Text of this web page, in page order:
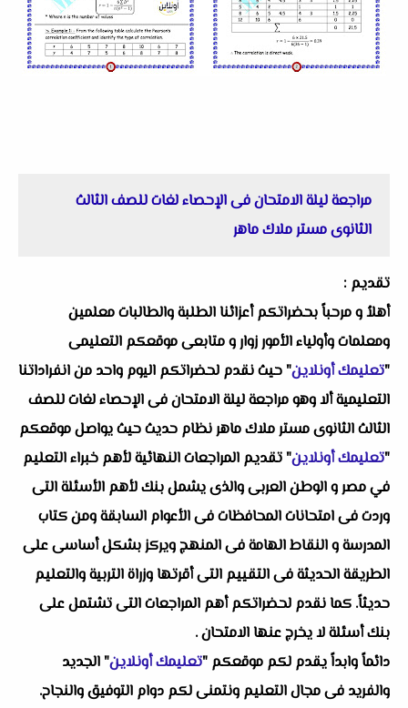
مراجعة ليلة الامتحان فى الإحصاء لغات للصف الثالث
الثانوى مستر ملاك ماهر
تقديم :
أهلاُ و مرحباً بحضراتكم أعزائنا الطلبة والطالبات معلمين
ومعلمات وأولياء الأمور زوار و متابعى موقعكم التعليمى
"تعليمك أونلاين" حيث نقدم لحضراتكم اليوم واحد من انفراداتنا
التعليمية ألا وهومراجعة ليلة الامتحان فى الإحصاء لغات للصف
الثالث الثانوى مستر ملاك ماهرنظام حديث حيث يواصل موقعكم
"تعليمك أونلاين" تقديم المراجعات النهائية لأهم خبراء التعليم
في مصر و الوطن العربى والذى يشمل بنك لأهم الأسئلة التى
وردت فى امتحانات المحافظات فى الأعوام السابقة ومن كتاب
المدرسة و النقاط الهامة فى المنهج ويركز بشكل أساسى على
الطريقة الحديثة فى التقييم التى أقرتها وزراة التربية والتعليم
حديثاً. كما نقدم لحضراتكم أهم المراجعات التى تشتمل على
بنك أسئلة لا يخرج عنها الامتحان .
دائماً وابداً يقدم لكم موقعكم "تعليمك أونلاين" الجديد
والفريد فى مجال التعليم ونتمنى لكم دوام التوفيق والنجاح.